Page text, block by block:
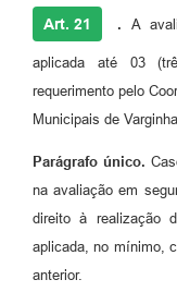
Art. 21 . A
aplicada até 03
requerimento pelo
Municipais de
Parágrafo único.
na avaliação em
direito à realização
aplicada, no mínimo,
anterior.